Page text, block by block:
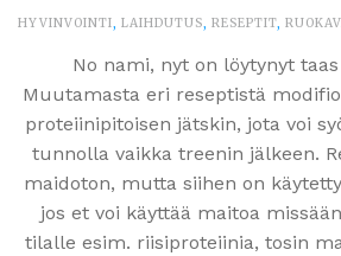
HYVINVOINTI, LAIHDUTUS, RESEPTIT,
No nami, nyt on löytynyt
Muutamasta eri reseptistä
proteiinipitoisen jätskin, jota voi
tunnolla vaikka treenin jälkeen.
maidoton, mutta siihen on
jos et voi käyttää maitoa
tilalle esim. riisiproteiinia, tosin